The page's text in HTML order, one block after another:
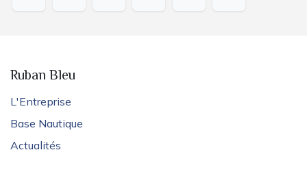
Ruban Bleu
L'Entreprise
Base Nautique
Actualités